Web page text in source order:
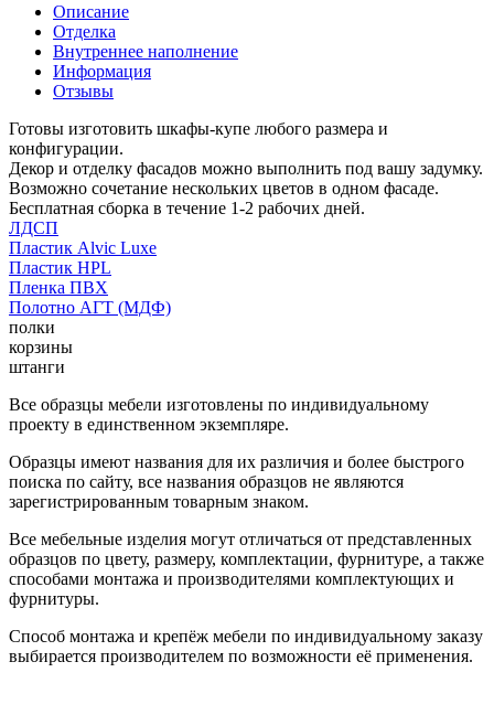
Описание
Отделка
Внутреннее наполнение
Информация
Отзывы
Готовы изготовить шкафы-купе любого размера и
конфигурации.
Декор и отделку фасадов можно выполнить под вашу задумку.
Возможно сочетание нескольких цветов в одном фасаде.
Бесплатная сборка в течение 1-2 рабочих дней.
ЛДСП
Пластик Alvic Luxe
Пластик HPL
Пленка ПВХ
Полотно АГТ (МДФ)
полки
корзины
штанги
Все образцы мебели изготовлены по индивидуальному
проекту в единственном экземпляре.
Образцы имеют названия для их различия и более быстрого
поиска по сайту, все названия образцов не являются
зарегистрированным товарным знаком.
Все мебельные изделия могут отличаться от представленных
образцов по цвету, размеру, комплектации, фурнитуре, а также
способами монтажа и производителями комплектующих и
фурнитуры.
Способ монтажа и крепёж мебели по индивидуальному заказу
выбирается производителем по возможности её применения.